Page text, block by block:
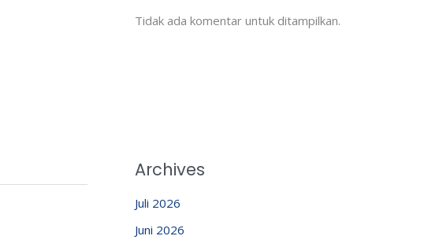
Tidak ada komentar untuk ditampilkan.
Archives
Juli 2026
Juni 2026